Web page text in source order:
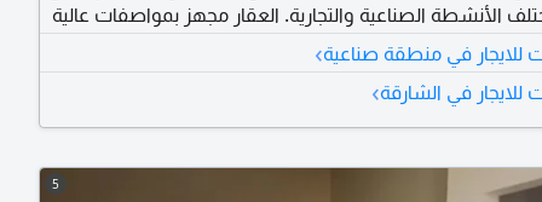
الأنشطة الصناعية والتجارية. العقار مجهز بمواصفات عالية
عمل مثالية للشركات التي تبحث عن مقر جاهز للتشغيل. يتميز
مناسبة، مع ميزانين يوفر مساحة إضافية للاستخدام،
للايجار في منطقة صناعية›
في الشارقة›
5